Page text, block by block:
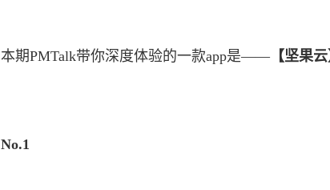
本期PMTalk带你深度体验的一款app是—— 【坚果云
No.1